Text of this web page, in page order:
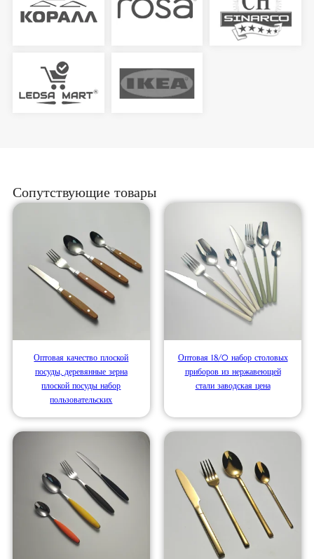
Сопутствующие товары
Оптовая качество плоской
посуды, деревянные зерна
плоской посуды набор
пользовательских
Оптовая 18/0 набор столовых
приборов из нержавеющей
стали заводская цена